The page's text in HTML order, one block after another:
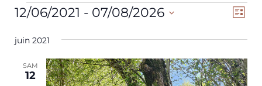
Évènements
N
i
g
N
v
i
g
L
s
e
12/06/2021 - 07/08/2026
une
juin 2021
SAM
12